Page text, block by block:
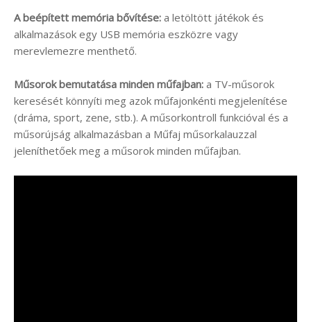
A beépített memória bővítése: a letöltött játékok és
alkalmazások egy USB memória eszközre vagy
merevlemezre menthető.
Műsorok bemutatása minden műfajban: a TV-műsorok
keresését könnyíti meg azok műfajonkénti megjelenítése
(dráma, sport, zene, stb.). A műsorkontroll funkcióval és a
műsorújság alkalmazásban a Műfaj műsorkalauzzal
jeleníthetőek meg a műsorok minden műfajban.